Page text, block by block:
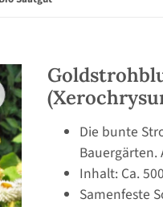
Die bunte
Inhalt: Ca.
Samenfeste